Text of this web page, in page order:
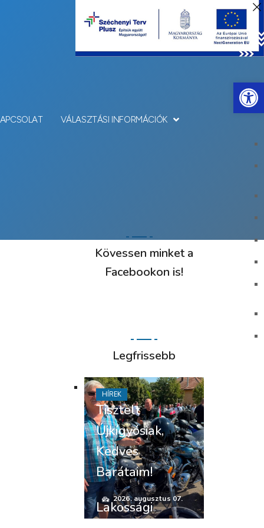
VÁLASZTÁSI INFORMÁCIÓK
Kövessen minket a
Facebookon is!
Legfrissebb
Tisztelt
Újkígyósiak,
Kedves
Barátaim!
2026. augusztus 07.
HÍREK
Lakossági